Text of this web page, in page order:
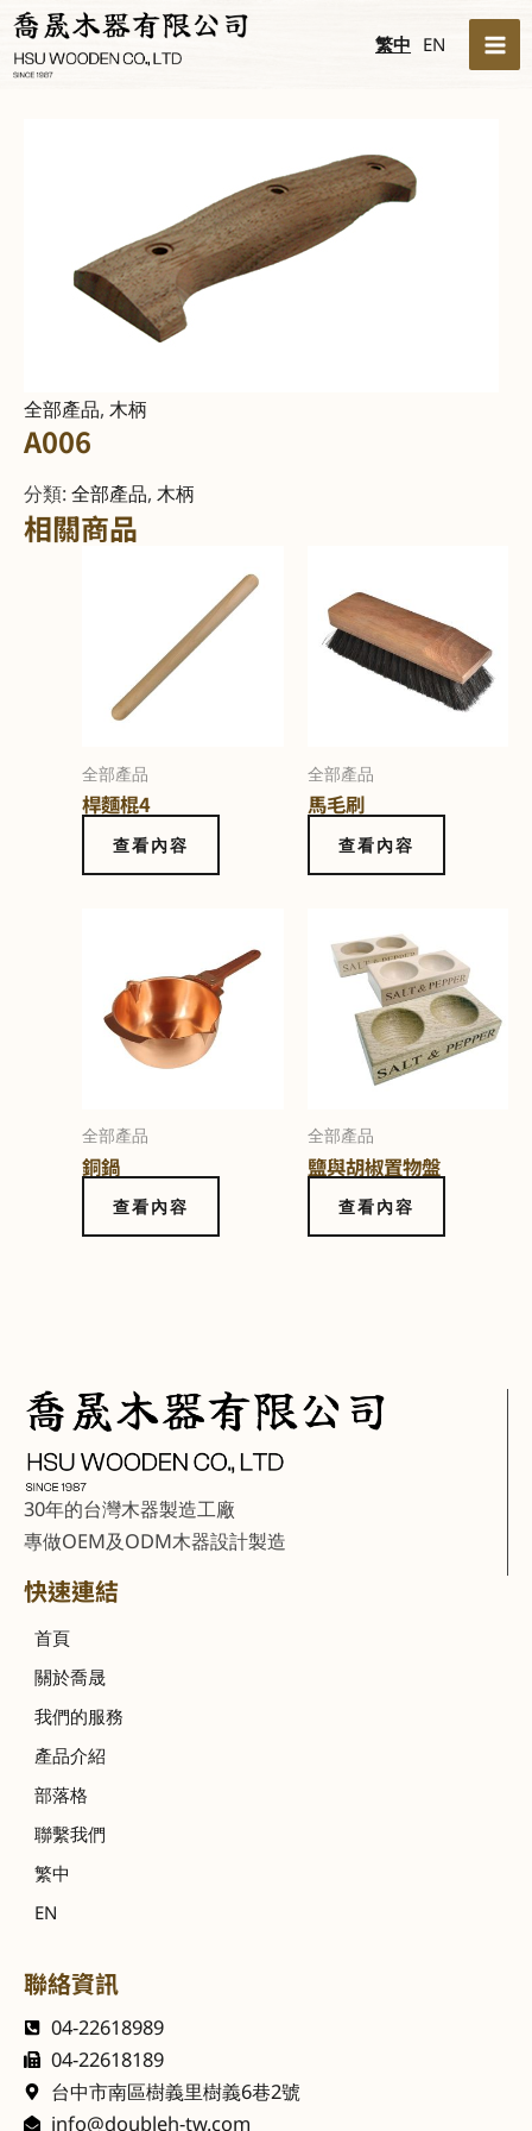
跳
至
主
繁中 EN
全部產品, 木柄
A006
分類:全部產品, 木柄
相關商品
全部產品
桿麵棍4
查看內容
全部產品
馬毛刷
查看內容
全部產品
銅鍋
查看內容
全部產品
鹽與胡椒置物盤
查看內容
30年的台灣木器製造工廠
專做OEM及ODM木器設計製造
快速連結
首頁
關於喬晟
我們的服務
產品介紹
部落格
聯繫我們
繁中
EN
聯絡資訊
04-22618989
04-22618189
台中市南區樹義里樹義6巷2號
info@doubleh-tw.com